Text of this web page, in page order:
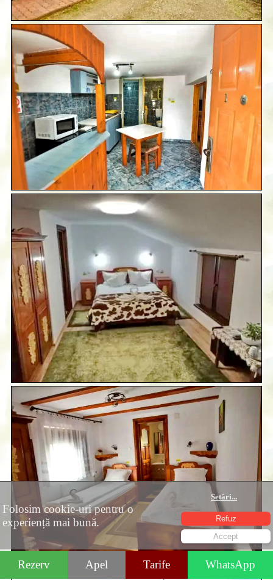
Rezerv Apel Tarife WhatsApp
Folosim cookie-uri pentru o
experiență mai bună.
Setări...
Refuz
Accept